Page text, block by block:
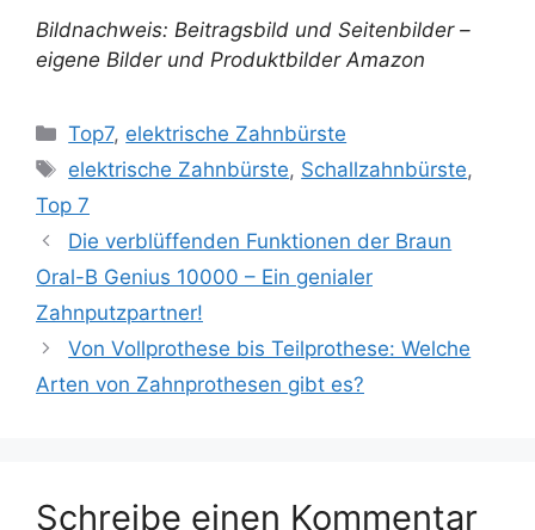
Bildnachweis: Beitragsbild und Seitenbilder –
eigene Bilder und Produktbilder Amazon
Kategorien
Top7, elektrische Zahnbürste
Schlagwörter
elektrische Zahnbürste, Schallzahnbürste,
Top 7
Die verblüffenden Funktionen der Braun
Oral-B Genius 10000 – Ein genialer
Zahnputzpartner!
Von Vollprothese bis Teilprothese: Welche
Arten von Zahnprothesen gibt es?
Schreibe einen Kommentar